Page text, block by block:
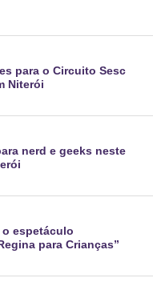
para o Circuito Sesc
Niterói
nerd e geeks neste
o espetáculo
para Crianças”